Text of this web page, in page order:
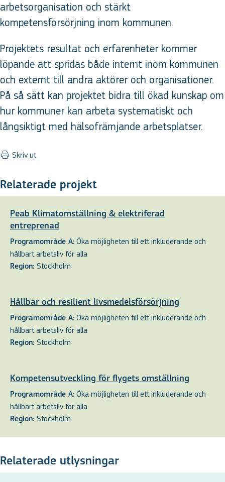
arbetsorganisation och stärkt
kompetensförsörjning inom kommunen.
Projektets resultat och erfarenheter kommer
löpande att spridas både internt inom kommunen
och externt till andra aktörer och organisationer.
På så sätt kan projektet bidra till ökad kunskap om
hur kommuner kan arbeta systematiskt och
långsiktigt med hälsofrämjande arbetsplatser.
Skriv ut
Relaterade projekt
Peab Klimatomställning & elektriferad
entreprenad
Programområde A: Öka möjligheten till ett inkluderande och
hållbart arbetsliv för alla
Region: Stockholm
Hållbar och resilient livsmedelsförsörjning
Programområde A: Öka möjligheten till ett inkluderande och
hållbart arbetsliv för alla
Region: Stockholm
Kompetensutveckling för flygets omställning
Programområde A: Öka möjligheten till ett inkluderande och
hållbart arbetsliv för alla
Region: Stockholm
Relaterade utlysningar